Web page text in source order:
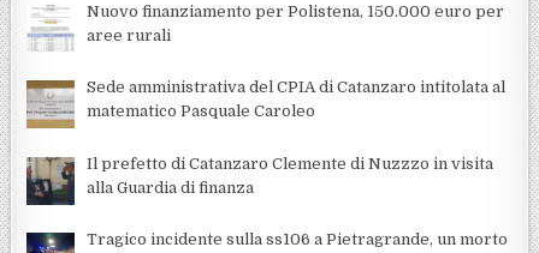
Nuovo finanziamento per Polistena, 150.000 euro per
aree rurali
Sede amministrativa del CPIA di Catanzaro intitolata al
matematico Pasquale Caroleo
Il prefetto di Catanzaro Clemente di Nuzzzo in visita
alla Guardia di finanza
Tragico incidente sulla ss106 a Pietragrande, un morto